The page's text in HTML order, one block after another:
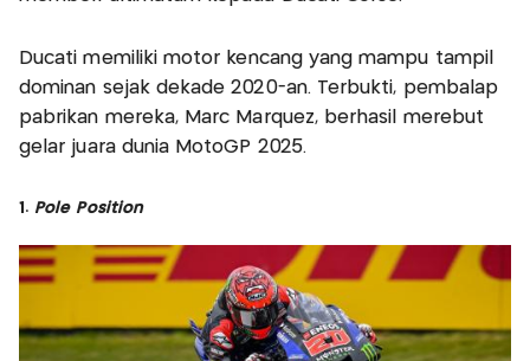
Ducati memiliki motor kencang yang mampu tampil
dominan sejak dekade 2020-an. Terbukti, pembalap
pabrikan mereka, Marc Marquez, berhasil merebut
gelar juara dunia MotoGP 2025.
1. Pole Position